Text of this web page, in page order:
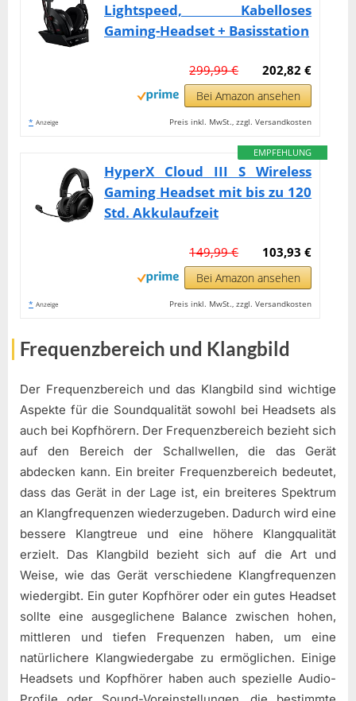
Lightspeed, Kabelloses
Gaming-Headset + Basisstation
202,82 €
299,99 €
Bei Amazon ansehen
* Anzeige Preis inkl. MwSt., zzgl. Versandkosten
EMPFEHLUNG
HyperX Cloud III S Wireless
Gaming Headset mit bis zu 120
Std. Akkulaufzeit
103,93 €
149,99 €
Bei Amazon ansehen
* Anzeige Preis inkl. MwSt., zzgl. Versandkosten
Frequenzbereich und Klangbild
Der Frequenzbereich und das Klangbild sind wichtige
Aspekte für die Soundqualität sowohl bei Headsets als
auch bei Kopfhörern. Der Frequenzbereich bezieht sich
auf den Bereich der Schallwellen, die das Gerät
abdecken kann. Ein breiter Frequenzbereich bedeutet,
dass das Gerät in der Lage ist, ein breiteres Spektrum
an Klangfrequenzen wiederzugeben. Dadurch wird eine
bessere Klangtreue und eine höhere Klangqualität
erzielt. Das Klangbild bezieht sich auf die Art und
Weise, wie das Gerät verschiedene Klangfrequenzen
wiedergibt. Ein guter Kopfhörer oder ein gutes Headset
sollte eine ausgeglichene Balance zwischen hohen,
mittleren und tiefen Frequenzen haben, um eine
natürlichere Klangwiedergabe zu ermöglichen. Einige
Headsets und Kopfhörer haben auch spezielle Audio-